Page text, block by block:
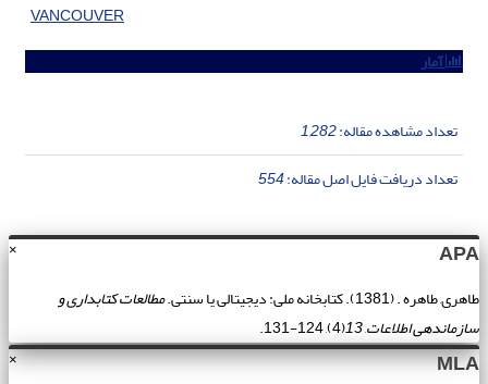
VANCOUVER
آمار
تعداد مشاهده مقاله:1,282
تعداد دریافت فایل اصل مقاله:554
× APA
طاهری, طاهره . (1381). کتابخانه ملی: دیجیتالی یا سنتی.
مطالعات کتابداری و
سازماندهی اطلاعات,
13
(4), 124-131.
× MLA